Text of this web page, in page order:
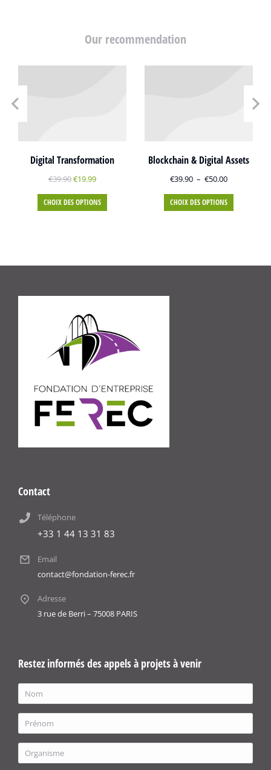
Our recommendation
Digital Transformation
€39.90€19.99
CHOIX DES OPTIONS
Blockchain & Digital Assets
€39.90 – €50.00
CHOIX DES OPTIONS
Contact
Téléphone
+33 1 44 13 31 83
Email
contact@fondation-ferec.fr
Adresse
3 rue de Berri – 75008 PARIS
Restez informés des appels à projets à venir